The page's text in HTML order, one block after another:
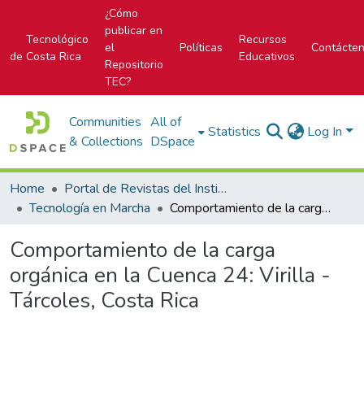
Tecnológico
de Costa Rica
¿Cómo
publicar en
el
Repositorio
TEC?
Políticas
Recursos
Educativos
Communities
& Collections
All of
DSpace
Statistics Log In
Home
Portal de Revistas del Instituto Tecnológico de Costa Rica
Tecnología en Marcha
Comportamiento de la carga orgánica en la Cuenca 24: Virilla -Tárcoles, Costa Rica
Comportamiento de la carga
orgánica en la Cuenca 24: Virilla -
Tárcoles, Costa Rica